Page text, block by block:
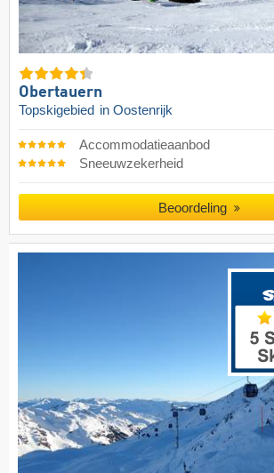
Obertauern
Topskigebied in Oostenrijk
Accommodatieaanbod
Sneeuwzekerheid
Beoordeling